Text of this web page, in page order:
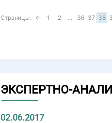
Страницы: ← 1 2 ... 36 37 38
ЭКСПЕРТНО-
02.06.2017